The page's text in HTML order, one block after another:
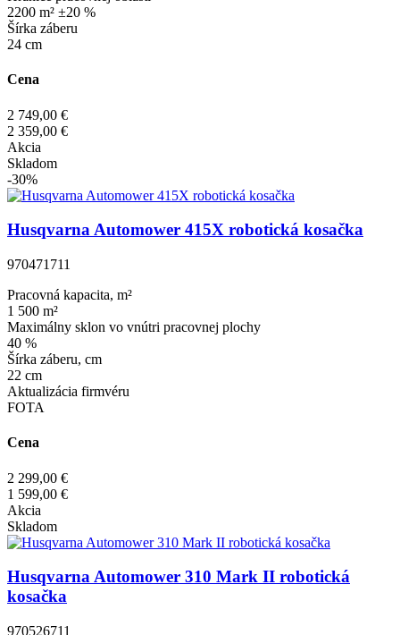
2200 m² ±20 %
Šírka záberu
24 cm
Cena
2 749,00 €
2 359,00 €
Akcia
Skladom
-30%
Husqvarna Automower 415X robotická kosačka
970471711
Pracovná kapacita, m²
1 500 m²
Maximálny sklon vo vnútri pracovnej plochy
40 %
Šírka záberu, cm
22 cm
Aktualizácia firmvéru
FOTA
Cena
2 299,00 €
1 599,00 €
Akcia
Skladom
Husqvarna Automower 310 Mark II robotická
kosačka
970526711